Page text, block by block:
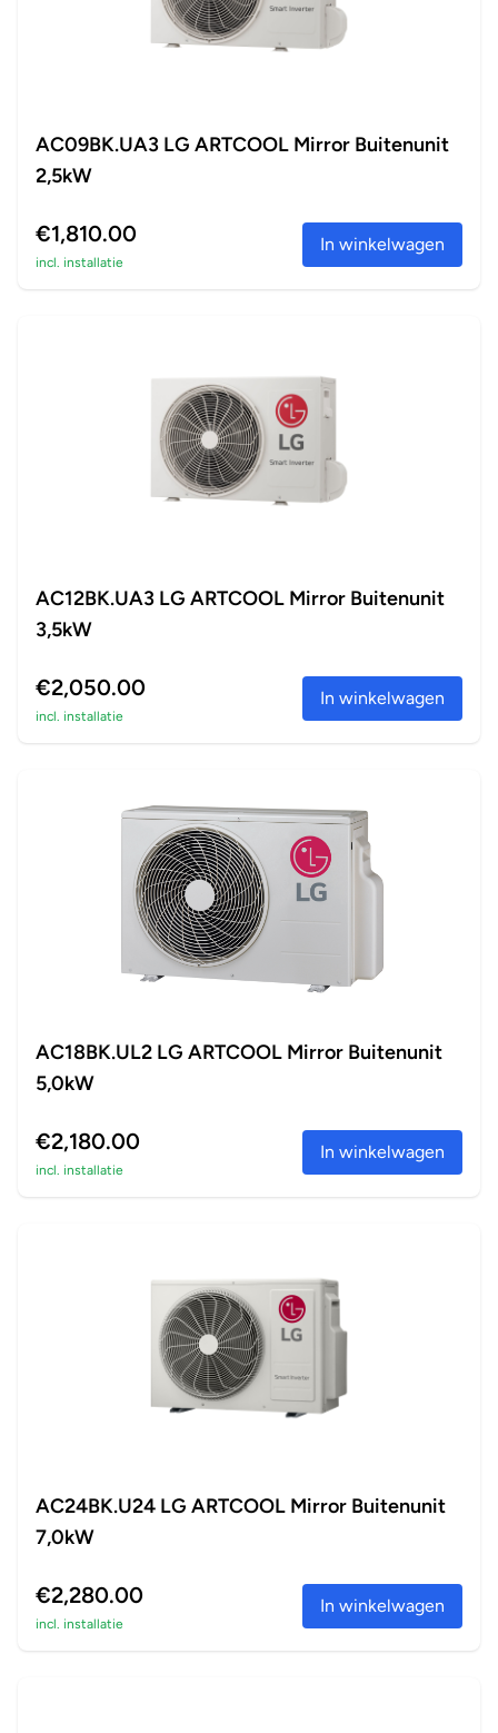
AC09BK.UA3 LG ARTCOOL Mirror Buitenunit
2,5kW
€1,810.00
incl. installatie
In winkelwagen
AC12BK.UA3 LG ARTCOOL Mirror Buitenunit
3,5kW
€2,050.00
incl. installatie
In winkelwagen
AC18BK.UL2 LG ARTCOOL Mirror Buitenunit
5,0kW
€2,180.00
incl. installatie
In winkelwagen
AC24BK.U24 LG ARTCOOL Mirror Buitenunit
7,0kW
€2,280.00
incl. installatie
In winkelwagen